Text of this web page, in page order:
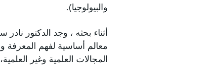
والبيولوجيا).
أثناء بحثه ، وجد الدكتور
معالم أساسية لفهم المعرفة
المجالات العلمية وغير